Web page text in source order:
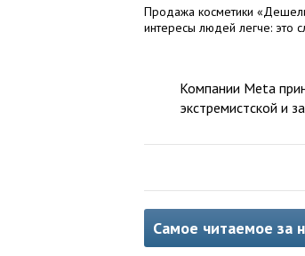
Продажа косметики
интересы людей легче: это
Компании Meta
экстремистской и
Самое читаемое за